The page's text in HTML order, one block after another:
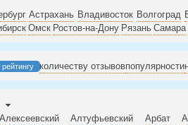
Астрахань Владивосток Волгоград
Омск Ростов-на-Дону Рязань Самара
рейтингу количеству отзывовпопулярности
Алексеевский Алтуфьевский Арбат